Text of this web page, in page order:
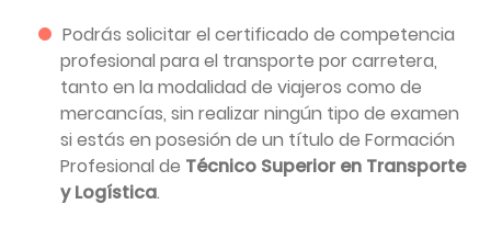
Podrás solicitar el certificado de competencia
profesional para el transporte por carretera,
tanto en la modalidad de viajeros como de
mercancías, sin realizar ningún tipo de examen
si estás en posesión de un título de Formación
Profesional de Técnico Superior en Transporte
y Logística.